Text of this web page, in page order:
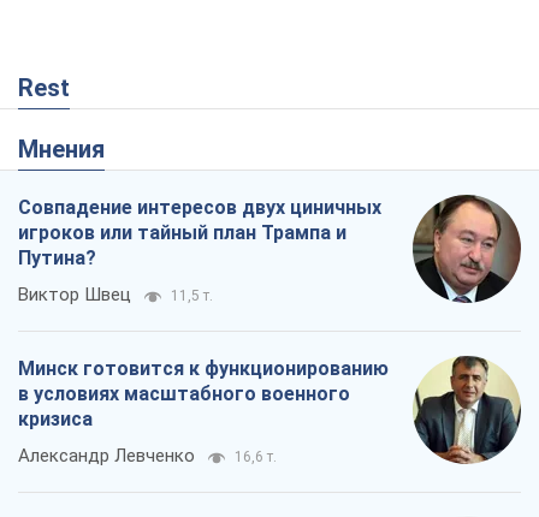
Rest
Мнения
Совпадение интересов двух циничных
игроков или тайный план Трампа и
Путина?
Виктор Швец 11,5 т.
Минск готовится к функционированию
в условиях масштабного военного
кризиса
Александр Левченко 16,6 т.